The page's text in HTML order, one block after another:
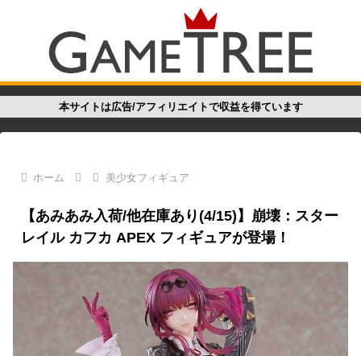
本サイトは広告/アフィリエイトで収益を得ています
ホーム 美少女フィギュア
【あみあみ入荷/他在庫あり(4/15)】崩壊：スター
レイル カフカ APEX フィギュアが登場！